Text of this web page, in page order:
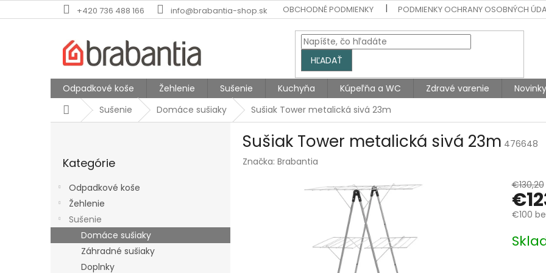
na
+420 736 488 166 info@brabantia-shop.sk OBCHODNÉ PODMIENKY PODMIENKY OCHRANY OSOBNÝCH
HĽADAŤ
Odpadkové koše Žehlenie Sušenie Kuchyňa Kúpeľňa a WC Zdravé varenie
DomovSušenie Domáce sušiaky Sušiak Tower metalická sivá 23m
kategórie
Kategórie
Odpadkové koše
Žehlenie
Sušenie
Domáce sušiaky
Záhradné sušiaky
Doplnky
Sušiak Tower metalická sivá 23m 476648
Značka: Brabantia
€130,20
€100
cena: